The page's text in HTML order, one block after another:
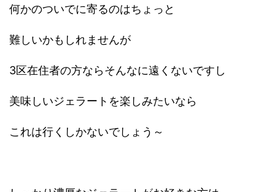
何かのついでに寄るのはちょっと
難しいかもしれませんが
3区在住者の方ならそんなに遠くないですし
美味しいジェラートを楽しみたいなら
これは行くしかないでしょう～